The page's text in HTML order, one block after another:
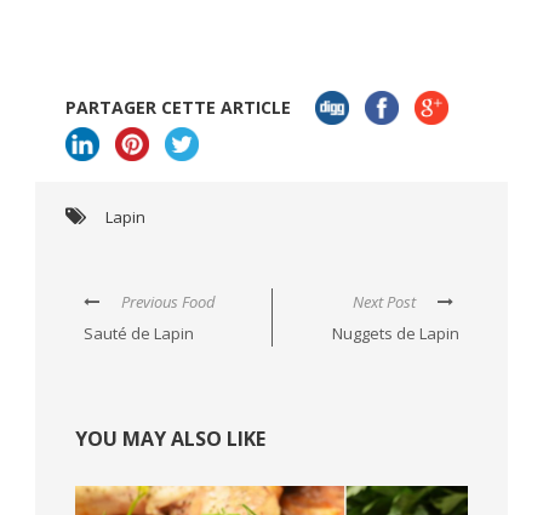
PARTAGER CETTE ARTICLE
Lapin
Previous Food
Sauté de Lapin
Next Post
Nuggets de Lapin
YOU MAY ALSO LIKE